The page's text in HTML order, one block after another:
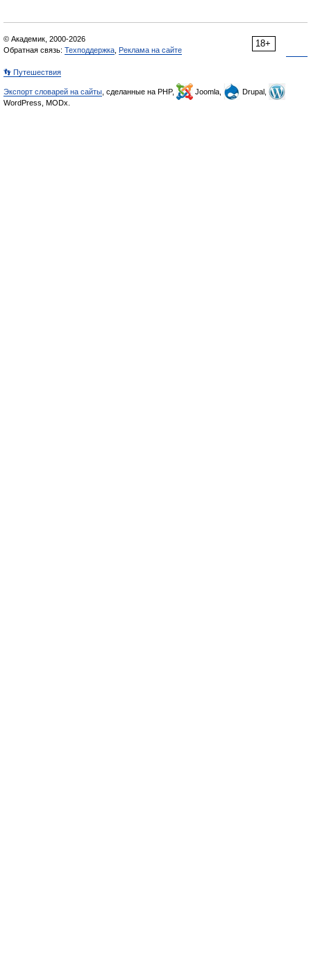
18+
© Академик, 2000-2026
Обратная связь: Техподдержка Реклама на сайте
👣 Путешествия
Экспорт словарей на сайты , сделанные на PHP, Joomla,
Drupal,
WordPress, MODx.